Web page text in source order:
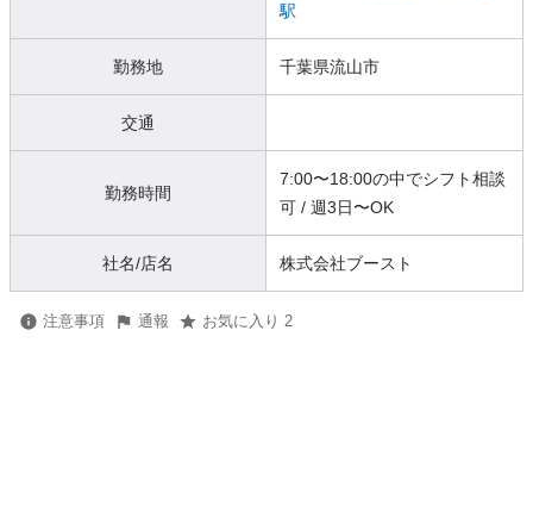
駅
勤務地 千葉県流山市
交通
勤務時間
7:00〜18:00の中でシフト相談
可 / 週3日〜OK
社名/店名 株式会社ブースト
注意事項 通報 お気に入り 2